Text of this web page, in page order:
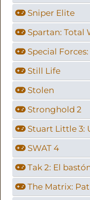
Sniper Elite
Spartan: Total
Special
Still Life
Stolen
Stronghold 2
Stuart Little 3:
SWAT 4
Tak 2: El
The Matrix: